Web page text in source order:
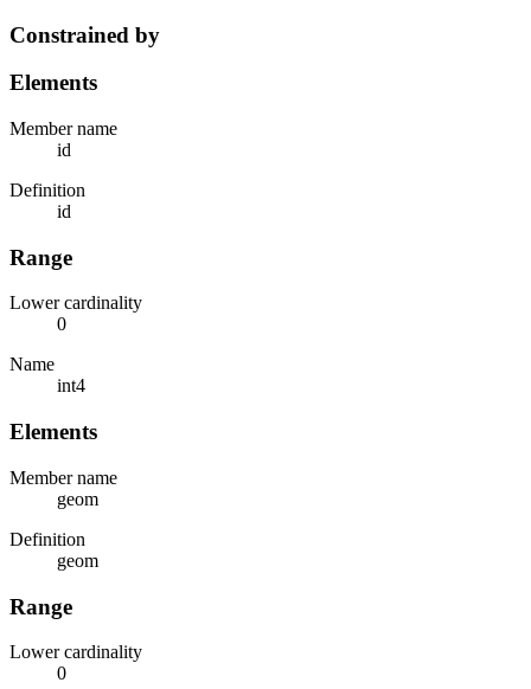
Constrained by
Elements
Member name
id
Definition
id
Range
Lower cardinality
0
Name
int4
Elements
Member name
geom
Definition
geom
Range
Lower cardinality
0